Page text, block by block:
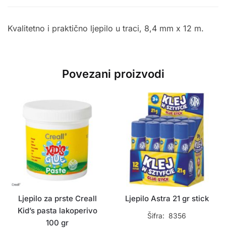
Kvalitetno i praktično ljepilo u traci, 8,4 mm x 12 m.
Povezani proizvodi
Ljepilo za prste Creall
Kid’s pasta lakoperivo
100 gr
Ljepilo Astra 21 gr stick
Šifra: 8356